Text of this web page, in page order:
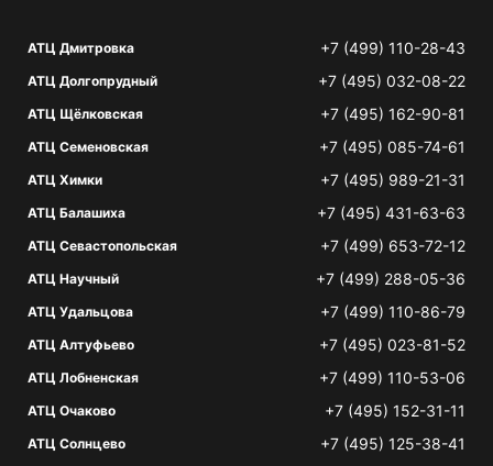
АТЦ Дмитровка +7 (499) 110-28-43
АТЦ Долгопрудный +7 (495) 032-08-22
АТЦ Щёлковская +7 (495) 162-90-81
АТЦ Семеновская +7 (495) 085-74-61
АТЦ Химки +7 (495) 989-21-31
АТЦ Балашиха +7 (495) 431-63-63
АТЦ Севастопольская +7 (499) 653-72-12
АТЦ Научный +7 (499) 288-05-36
АТЦ Удальцова +7 (499) 110-86-79
АТЦ Алтуфьево +7 (495) 023-81-52
АТЦ Лобненская +7 (499) 110-53-06
АТЦ Очаково +7 (495) 152-31-11
АТЦ Солнцево +7 (495) 125-38-41